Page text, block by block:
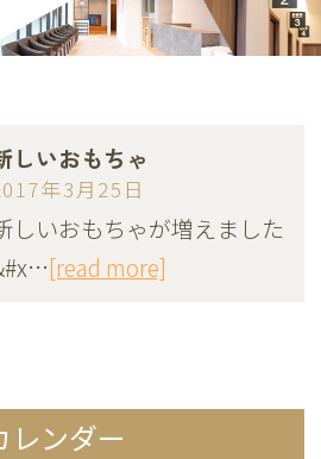
しいおもちゃ
年3月25日
しいおもちゃが増えました
[read more]
レンダー